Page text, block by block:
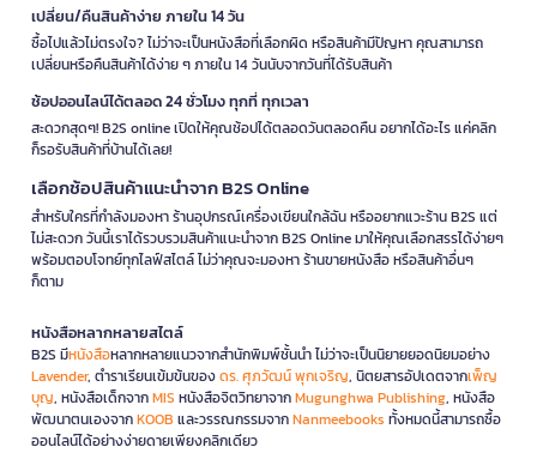
เปลี่ยน/คืนสินค้าง่าย ภายใน 14 วัน
ซื้อไปแล้วไม่ตรงใจ? ไม่ว่าจะเป็นหนังสือที่เลือกผิด หรือสินค้ามีปัญหา คุณสามารถ
เปลี่ยนหรือคืนสินค้าได้ง่าย ๆ ภายใน 14 วันนับจากวันที่ได้รับสินค้า
ช้อปออนไลน์ได้ตลอด 24 ชั่วโมง ทุกที่ ทุกเวลา
สะดวกสุดๆ! B2S online เปิดให้คุณช้อปได้ตลอดวันตลอดคืน อยากได้อะไร แค่คลิก
ก็รอรับสินค้าที่บ้านได้เลย!
เลือกช้อปสินค้าแนะนำจาก B2S Online
สำหรับใครที่กำลังมองหา ร้านอุปกรณ์เครื่องเขียนใกล้ฉัน หรืออยากแวะร้าน B2S แต่
ไม่สะดวก วันนี้เราได้รวบรวมสินค้าแนะนำจาก B2S Online มาให้คุณเลือกสรรได้ง่ายๆ
พร้อมตอบโจทย์ทุกไลฟ์สไตล์ ไม่ว่าคุณจะมองหา ร้านขายหนังสือ หรือสินค้าอื่นๆ
ก็ตาม
หนังสือหลากหลายสไตล์
B2S มีหนังสือหลากหลายแนวจากสำนักพิมพ์ชั้นนำ ไม่ว่าจะเป็นนิยายยอดนิยมอย่าง
Lavender, ตำราเรียนเข้มข้นของดร. ศุภวัฒน์ พุกเจริญ, นิตยสารอัปเดตจากเพ็ญ
บุญ, หนังสือเด็กจากMIS หนังสือจิตวิทยาจากMugunghwa Publishing, หนังสือ
พัฒนาตนเองจากKOOB และวรรณกรรมจากNanmeebooks ทั้งหมดนี้สามารถซื้อ
ออนไลน์ได้อย่างง่ายดายเพียงคลิกเดียว